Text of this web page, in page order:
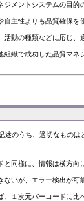
ジメントシステムの目
自主性よりも品質確保を
活動の種類などに応じ、
組織で成功した品質マ
述のうち、適切なもの
と同様に、情報は横方向
ないが、エラー検出が可
、１次元バーコードに比